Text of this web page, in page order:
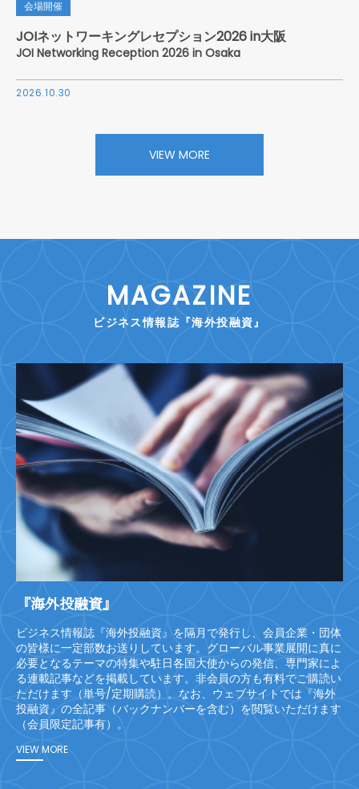
会場開催
JOIネットワーキングレセプション2026 in大阪
JOI Networking Reception 2026 in Osaka
2026.10.30
VIEW MORE
MAGAZINE
ビジネス情報誌『海外投融資』
『海外投融資』
ビジネス情報誌『海外投融資』を隔月で発行し、会員企業・団体
の皆様に一定部数お送りしています。グローバル事業展開に真に
必要となるテーマの特集や駐日各国大使からの発信、専門家によ
る連載記事などを掲載しています。非会員の方も有料でご購読い
ただけます（単号/定期購読）。なお、ウェブサイトでは『海外
投融資』の全記事（バックナンバーを含む）を閲覧いただけます
（会員限定記事有）。
VIEW MORE